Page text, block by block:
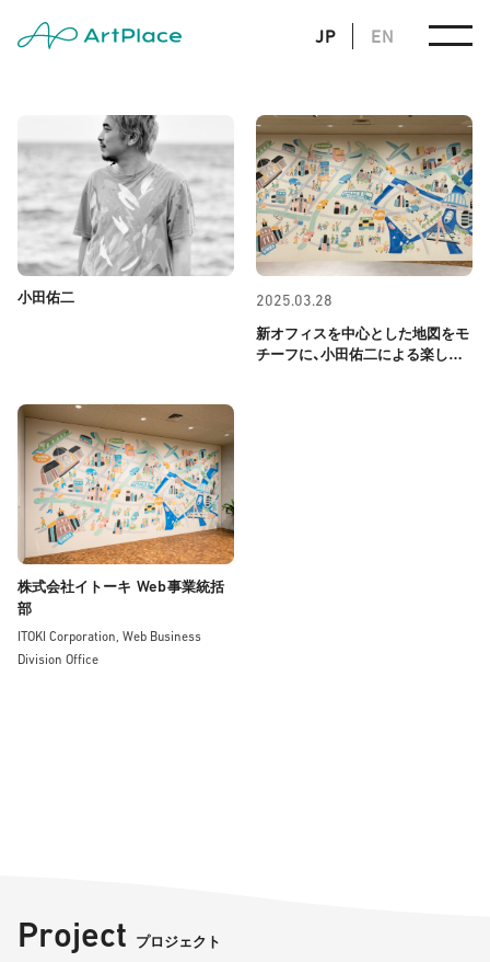
JP EN
小田佑二 2025.03.28
新オフィスを中心とした地図をモ
チーフに、小田佑二による楽しく
株式会社イトーキ Web事業統括
部
ITOKI Corporation, Web Business
Division Office
Project プロジェクト